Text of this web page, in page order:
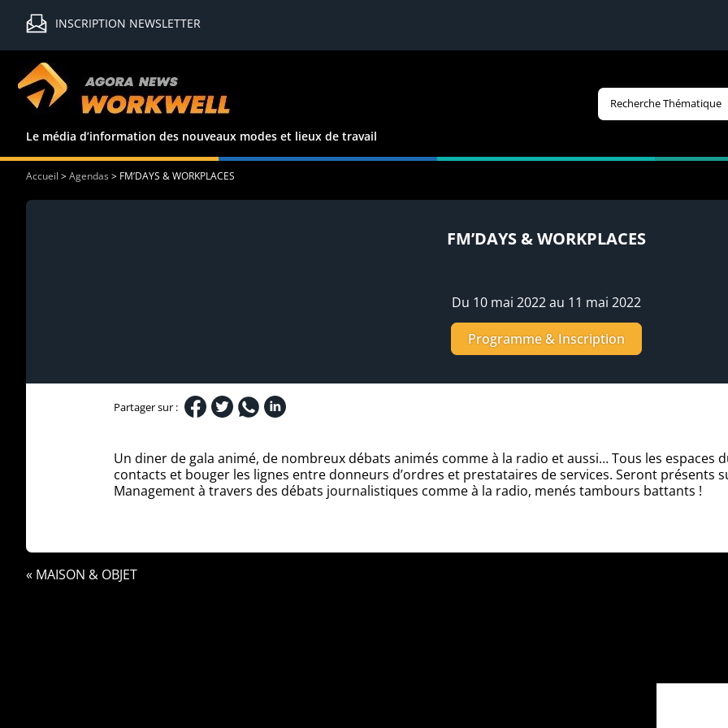
INSCRIPTION NEWSLETTER
Le média d’information des nouveaux modes et lieux de travail
Recherche Thématique
Accueil >Agendas> FM’DAYS & WORKPLACES
FM’DAYS & WORKPLACES
Du 10 mai 2022 au 11 mai 2022
Programme & Inscription
Partager sur :
Un diner de gala animé, de nombreux débats animés comme à la radio et aussi… Tous les espaces
contacts et bouger les lignes entre donneurs d’ordres et prestataires de services. Seront présents
Management à travers des débats journalistiques comme à la radio, menés tambours battants !
« MAISON & OBJET